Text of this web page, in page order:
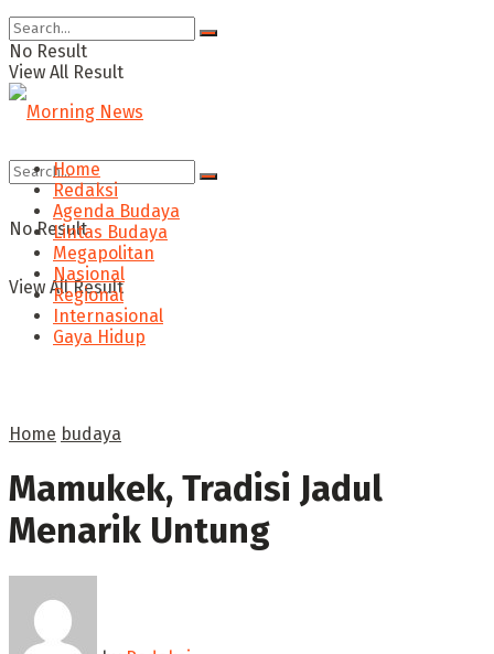
No Result
View All Result
No Result
View All Result
Home
Redaksi
Agenda Budaya
Lintas Budaya
Megapolitan
Nasional
Regional
Internasional
Gaya Hidup
Home budaya
Mamukek, Tradisi Jadul
Menarik Untung